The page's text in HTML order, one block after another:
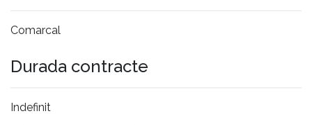
Comarcal
Durada contracte
Indefinit